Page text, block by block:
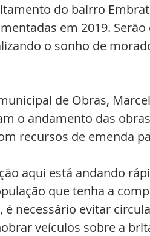
do bairro
em 2019.
o sonho de
de Obras,
o andamento das
recursos de emenda
aqui está andando
que tenha a
é necessário evitar
veículos sobre a